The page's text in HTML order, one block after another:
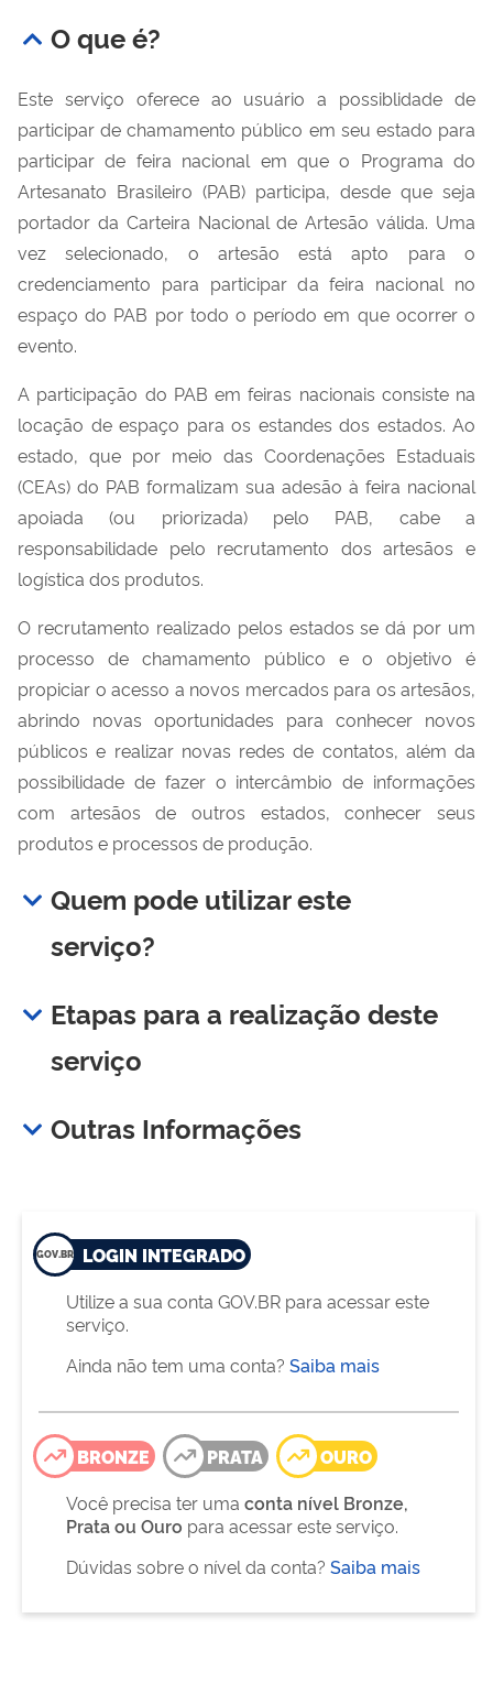
O que é?
Este serviço oferece ao usuário a possiblidade de
participar de chamamento público em seu estado para
participar de feira nacional em que o Programa do
Artesanato Brasileiro (PAB) participa, desde que seja
portador da Carteira Nacional de Artesão válida. Uma
vez selecionado, o artesão está apto para o
credenciamento para participar da feira nacional no
espaço do PAB por todo o período em que ocorrer o
evento.
A participação do PAB em feiras nacionais consiste na
locação de espaço para os estandes dos estados. Ao
estado, que por meio das Coordenações Estaduais
(CEAs) do PAB formalizam sua adesão à feira nacional
apoiada (ou priorizada) pelo PAB, cabe a
responsabilidade pelo recrutamento dos artesãos e
logística dos produtos.
O recrutamento realizado pelos estados se dá por um
processo de chamamento público e o objetivo é
propiciar o acesso a novos mercados para os artesãos,
abrindo novas oportunidades para conhecer novos
públicos e realizar novas redes de contatos, além da
possibilidade de fazer o intercâmbio de informações
com artesãos de outros estados, conhecer seus
produtos e processos de produção.
Quem pode utilizar este
serviço?
Etapas para a realização deste
serviço
Outras Informações
LOGIN INTEGRADO
Utilize a sua conta GOV.BR para acessar este
serviço.
Ainda não tem uma conta? Saiba mais
BRONZE PRATA
OURO
Você precisa ter uma conta nível Bronze,
Prata ou Ouro para acessar este serviço.
Dúvidas sobre o nível da conta? Saiba mais